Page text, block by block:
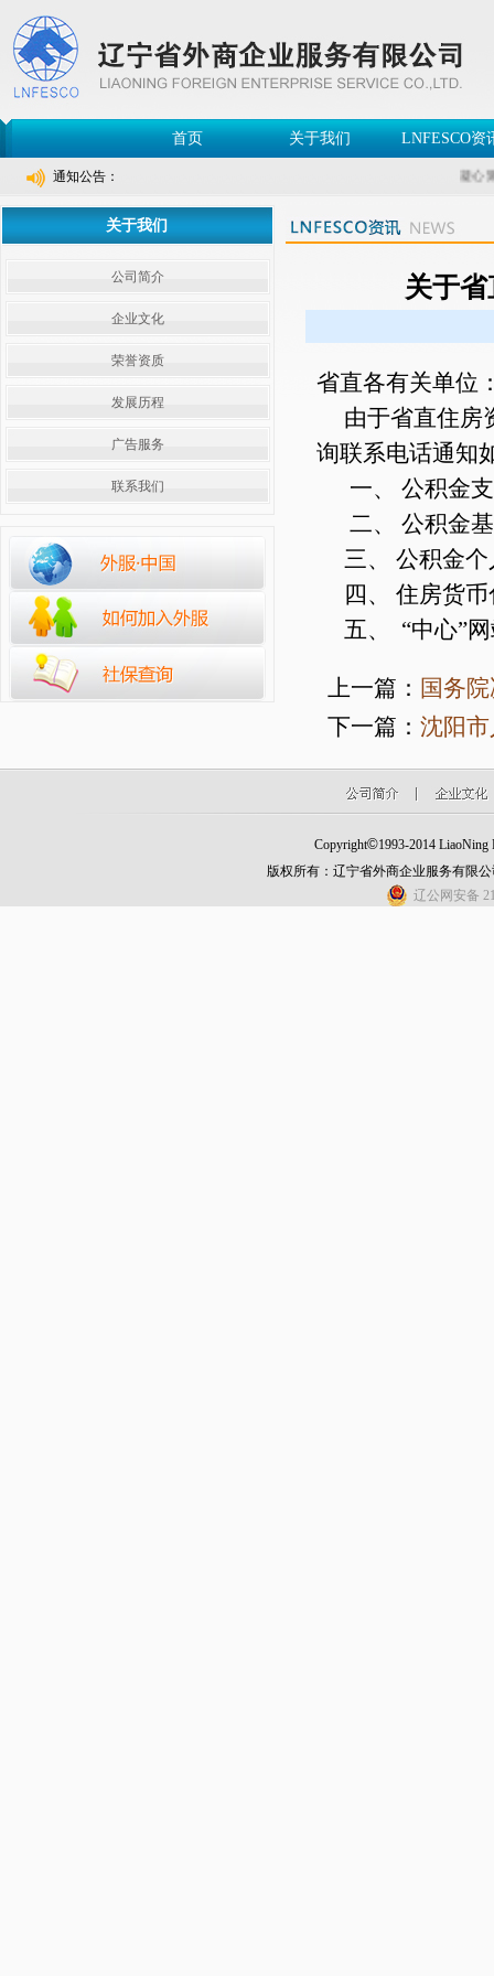
首页 关于我们 LNFESCO资
通知公告： 凝心
关于我们
公司简介
企业文化
荣誉资质
发展历程
广告服务
联系我们
关于
省直各有关单位
由于省直住房
询联系电话通知
一、 公积金支
二、 公积金基
三、 公积金个
四、 住房货币
五、 “中心”网
上一篇： 国务
下一篇： 沈阳
Copyright©1993-2014 LiaoNing
版权所有：辽宁省外商企业服务有限
辽公网安备